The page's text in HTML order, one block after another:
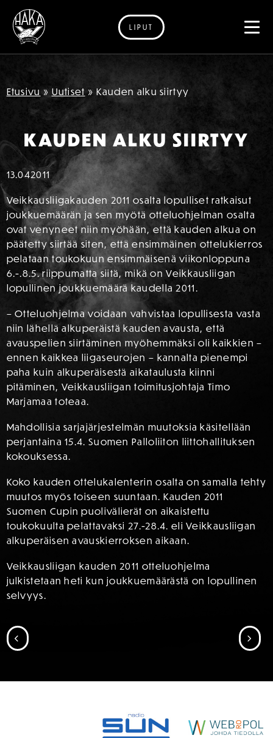
Siirry sisältöön
LIPUT
Etusivu » Uutiset » Kauden alku siirtyy
KAUDEN ALKU SIIRTYY
13.042011
Veikkausliigakauden 2011 osalta lopulliset ratkaisut
joukkuemäärän ja sen myötä otteluohjelman osalta
ovat venyneet niin myöhään, että kauden alkua on
päätetty siirtää siten, että ensimmäinen ottelukierros
pelataan toukokuun ensimmäisenä viikonloppuna
6.-.8.5. riippumatta siitä, mikä on Veikkausliigan
lopullinen joukkuemäärä kaudella 2011.
– Otteluohjelma voidaan vahvistaa lopullisesta vasta
niin lähellä alkuperäistä kauden avausta, että
avauspelien siirtäminen myöhemmäksi oli kaikkien –
ennen kaikkea liigaseurojen – kannalta pienempi
paha kuin alkuperäisestä aikataulusta kiinni
pitäminen, Veikkausliigan toimitusjohtaja Timo
Marjamaa toteaa.
Mahdollisia sarjajärjestelmän muutoksia käsitellään
perjantaina 15.4. Suomen Palloliiton liittohallituksen
kokouksessa.
Koko kauden ottelukalenterin osalta on samalla tehty
muutos myös toiseen suuntaan. Kauden 2011
Suomen Cupin puolivälierät on aikaistettu
toukokuulta pelattavaksi 27.-28.4. eli Veikkausliigan
alkuperäisen avauskierroksen aikaan.
Veikkausliigan kauden 2011 otteluohjelma
julkistetaan heti kun joukkuemäärästä on lopullinen
selvyys.
SIIRRY EDELLISEEN